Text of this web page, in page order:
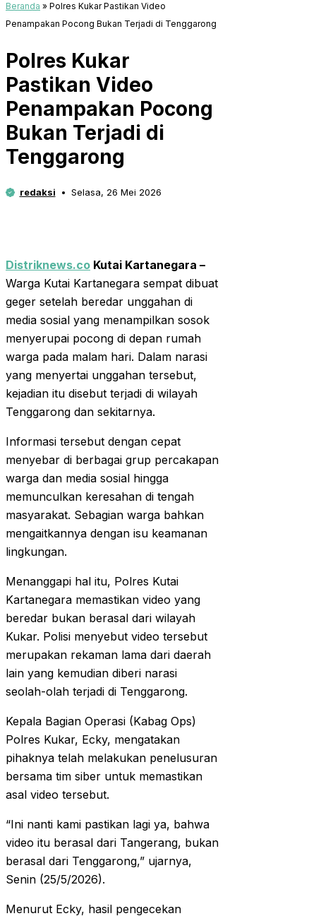
Beranda » Polres Kukar Pastikan Video
Penampakan Pocong Bukan Terjadi di Tenggarong
Polres Kukar
Pastikan Video
Penampakan Pocong
Bukan Terjadi di
Tenggarong
redaksi Selasa, 26 Mei 2026
Distriknews.co Kutai Kartanegara –
Warga Kutai Kartanegara sempat dibuat
geger setelah beredar unggahan di
media sosial yang menampilkan sosok
menyerupai pocong di depan rumah
warga pada malam hari. Dalam narasi
yang menyertai unggahan tersebut,
kejadian itu disebut terjadi di wilayah
Tenggarong dan sekitarnya.
Informasi tersebut dengan cepat
menyebar di berbagai grup percakapan
warga dan media sosial hingga
memunculkan keresahan di tengah
masyarakat. Sebagian warga bahkan
mengaitkannya dengan isu keamanan
lingkungan.
Menanggapi hal itu, Polres Kutai
Kartanegara memastikan video yang
beredar bukan berasal dari wilayah
Kukar. Polisi menyebut video tersebut
merupakan rekaman lama dari daerah
lain yang kemudian diberi narasi
seolah-olah terjadi di Tenggarong.
Kepala Bagian Operasi (Kabag Ops)
Polres Kukar, Ecky, mengatakan
pihaknya telah melakukan penelusuran
bersama tim siber untuk memastikan
asal video tersebut.
“Ini nanti kami pastikan lagi ya, bahwa
video itu berasal dari Tangerang, bukan
berasal dari Tenggarong,” ujarnya,
Senin (25/5/2026).
Menurut Ecky, hasil pengecekan